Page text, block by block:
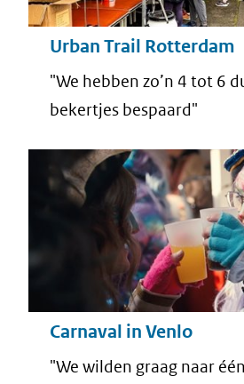
Urban Trail Rotterdam
"We hebben zo’n 4 tot 6
bekertjes bespaard"
Carnaval in Venlo
"We wilden graag naar